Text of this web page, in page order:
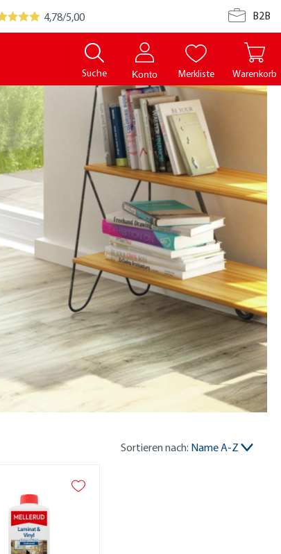
4,78/5,00
Suche Konto Merkliste
B2B
Warenkorb
Sortieren nach: Name A-Z